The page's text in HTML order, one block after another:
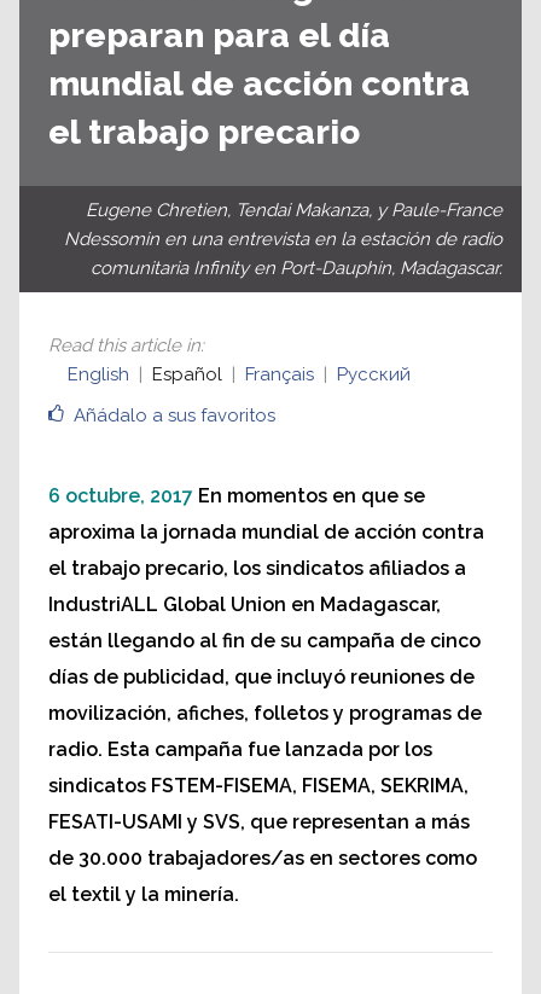
preparan para el día
mundial de acción contra
el trabajo precario
Eugene Chretien, Tendai Makanza, y Paule-France
Ndessomin en una entrevista en la estación de radio
comunitaria Infinity en Port-Dauphin, Madagascar.
Añádalo a sus favoritos
Read this article in:
English
Español Français Русский
6 octubre, 2017 En momentos en que se
aproxima la jornada mundial de acción contra
el trabajo precario, los sindicatos afiliados a
IndustriALL Global Union en Madagascar,
están llegando al fin de su campaña de cinco
días de publicidad, que incluyó reuniones de
movilización, afiches, folletos y programas de
radio. Esta campaña fue lanzada por los
sindicatos FSTEM-FISEMA, FISEMA, SEKRIMA,
FESATI-USAMI y SVS, que representan a más
de 30.000 trabajadores/as en sectores como
el textil y la minería.